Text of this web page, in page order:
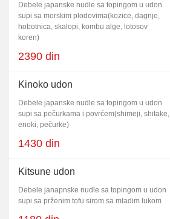
Debele japanske nudle sa topingom u udon
supi sa morskim plodovima(kozice, dagnje,
hobotnica, skalopi, kombu alge, lotosov
koren)
2390 din
Kinoko udon
Debele japanske nudle sa topingom u udon
supi sa pečurkama i povrćem(shimeji, shitake,
enoki, pečurke)
1430 din
Kitsune udon
Debele janapnske nudle sa topingom u udon
supi sa prženim tofu sirom sa mladim lukom